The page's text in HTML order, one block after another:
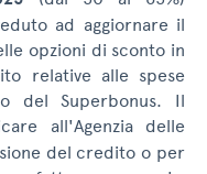
ad aggiornare il
opzioni di sconto in
relative alle spese
del Superbonus. Il
all'Agenzia delle
del credito o per